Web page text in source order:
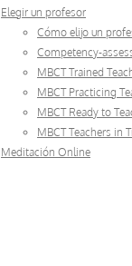
Elegir un profesor
Cómo elijo un
Competency-
MBCT Trained
MBCT Practicing
MBCT Ready to
MBCT Teachers in
Meditación Online